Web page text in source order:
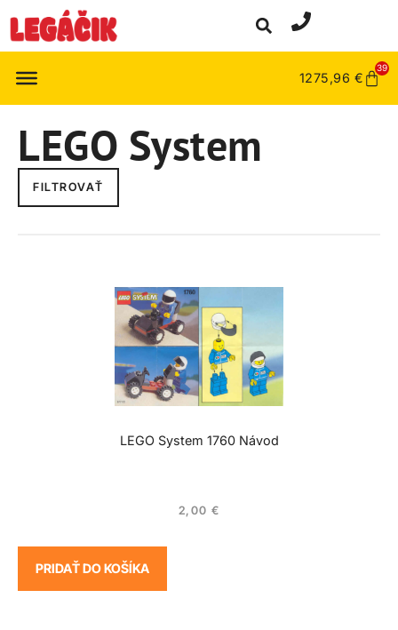
1275,96 €
39
LEGO System
FILTROVAŤ
LEGO System 1760 Návod
2,00 €
PRIDAŤ DO KOŠÍKA